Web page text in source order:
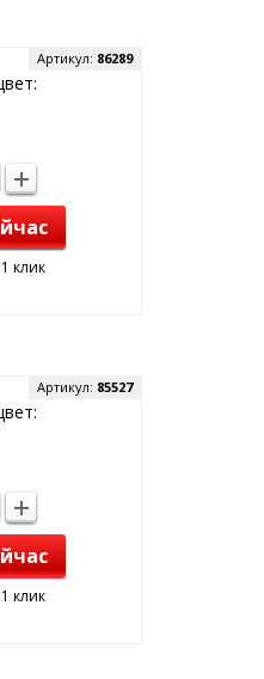
Артикул: 86289
клик
Артикул: 85527
клик